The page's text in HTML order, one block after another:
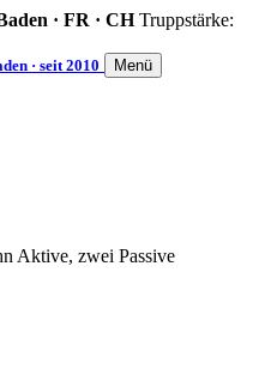
· FR · CH Truppstärke:
· seit 2010 Menü
Aktive, zwei Passive